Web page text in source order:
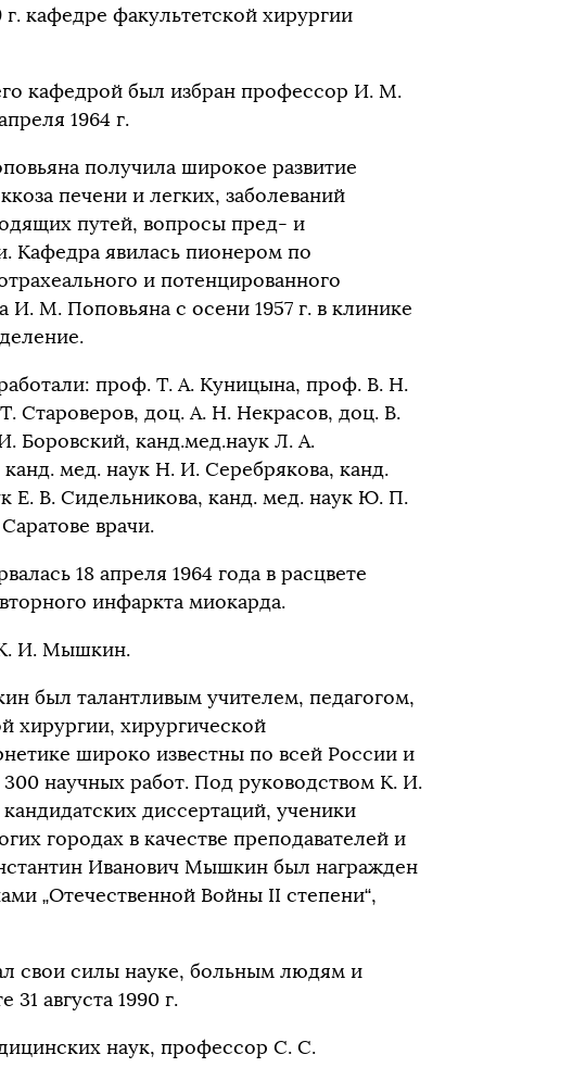
кафедре факультетской хирургии
кафедрой был избран профессор И. М.
1964 г.
получила широкое развитие
печени и легких, заболеваний
путей, вопросы пред- и
Кафедра явилась пионером по
и потенцированного
М. Поповьяна с осени 1957 г. в клинике
проф. Т. А. Куницына, проф. В. Н.
Староверов, доц. А. Н. Некрасов, доц. В.
Боровский, канд.мед.наук Л. А.
мед. наук Н. И. Серебрякова, канд.
Е. В. Сидельникова, канд. мед. наук Ю. П.
врачи.
18 апреля 1964 года в расцвете
инфаркта миокарда.
К. И. Мышкин.
был талантливым учителем, педагогом,
хирургии, хирургической
широко известны по всей России и
научных работ. Под руководством К. И.
диссертаций, ученики
городах в качестве преподавателей и
Иванович Мышкин был награжден
„Отечественной Войны II степени“,
свои силы науке, больным людям и
августа 1990 г.
наук, профессор С. С.